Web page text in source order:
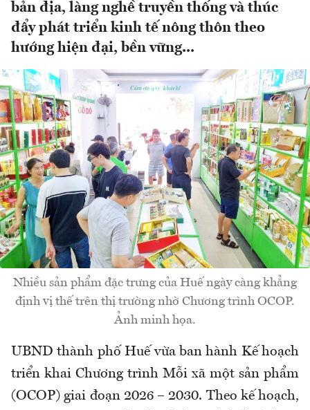
bản địa, làng nghề truyền thống và thúc
đẩy phát triển kinh tế nông thôn theo
hướng hiện đại, bền vững...
Nhiều sản phẩm đặc trưng của Huế ngày càng khẳng
định vị thế trên thị trường nhờ Chương trình OCOP.
Ảnh minh họa.
UBND thành phố Huế vừa ban hành Kế hoạch
triển khai Chương trình Mỗi xã một sản phẩm
(OCOP) giai đoạn 2026 – 2030. Theo kế hoạch,